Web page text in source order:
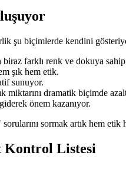
şu biçimlerde kendini
farklı renk ve dokuya sahip
şık hem etik.
sunuyor.
miktarını dramatik biçimde
önem kazanıyor.
sormak artık hem
Kontrol Listesi